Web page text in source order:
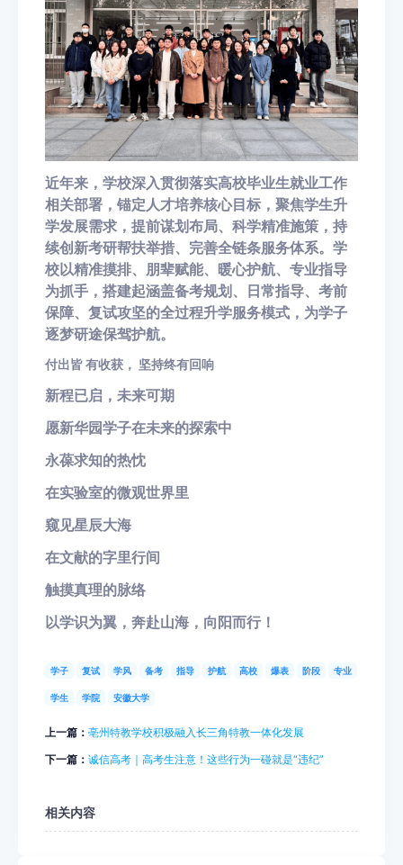
近年来，学校深入贯彻落实高校毕业生就业工作
相关部署，锚定人才培养核心目标，聚焦学生升
学发展需求，提前谋划布局、科学精准施策，持
续创新考研帮扶举措、完善全链条服务体系。学
校以精准摸排、朋辈赋能、暖心护航、专业指导
为抓手，搭建起涵盖备考规划、日常指导、考前
保障、复试攻坚的全过程升学服务模式，为学子
逐梦研途保驾护航。
付出皆 有收获， 坚持终有回响
新程已启，未来可期
愿新华园学子在未来的探索中
永葆求知的热忱
在实验室的微观世界里
窥见星辰大海
在文献的字里行间
触摸真理的脉络
以学识为翼，奔赴山海，向阳而行！
学子 复试 学风 备考 指导 护航 高校 爆表 阶段 专业
学生 学院 安徽大学
上一篇： 亳州特教学校积极融入长三角特教一体化发展
下一篇： 诚信高考｜高考生注意！这些行为一碰就是“违纪”
相关内容